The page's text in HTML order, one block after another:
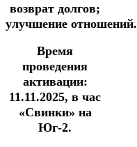
возврат долгов;
улучшение отношений.
Время
проведения
активации:
11.11.2025, в час
«Свинки» на
Юг-2.